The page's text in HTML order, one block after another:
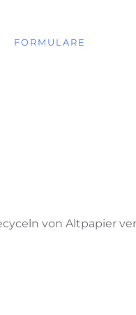
FORMULARE
von Altpapier